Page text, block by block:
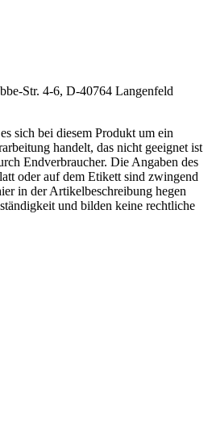
Str. 4-6, D-40764 Langenfeld
sich bei diesem Produkt um ein
handelt, das nicht geeignet ist
Endverbraucher. Die Angaben des
oder auf dem Etikett sind zwingend
in der Artikelbeschreibung hegen
und bilden keine rechtliche